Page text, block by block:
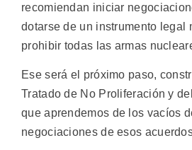
recomiendan iniciar
dotarse de un instrumento legal
prohibir todas las armas
Ese será el próximo paso,
Tratado de No Proliferación y
que aprendemos de los vacíos
negociaciones de esos